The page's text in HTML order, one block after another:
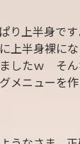
り上半身で
上半身裸に
したｗ そ
メニューを作